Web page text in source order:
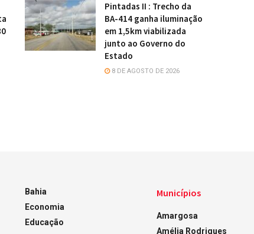
Pintadas II : Trecho da
BA-414 ganha iluminação
em 1,5km viabilizada
junto ao Governo do
Estado
8 DE AGOSTO DE 2026
Bahia
Economia
Educação
Municípios
Amargosa
Amélia Rodrigues